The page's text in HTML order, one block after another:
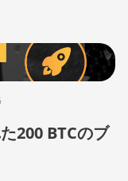
200 BTCのブ